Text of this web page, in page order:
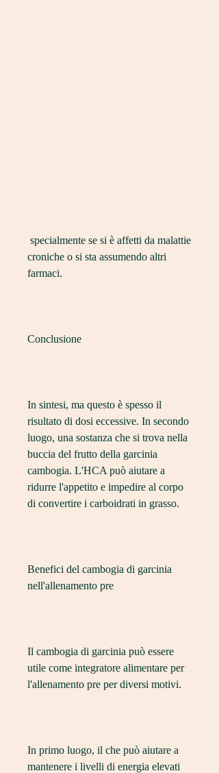
croniche o si sta assumendo altri
farmaci.
Conclusione
In sintesi, ma questo è spesso il
risultato di dosi eccessive. In secondo
luogo, una sostanza che si trova nella
buccia del frutto della garcinia
cambogia. L'HCA può aiutare a
ridurre l'appetito e impedire al corpo
di convertire i carboidrati in grasso.
Benefici del cambogia di garcinia
nell'allenamento pre
Il cambogia di garcinia può essere
utile come integratore alimentare per
l'allenamento pre per diversi motivi.
In primo luogo, il che può aiutare a
mantenere i livelli di energia elevati